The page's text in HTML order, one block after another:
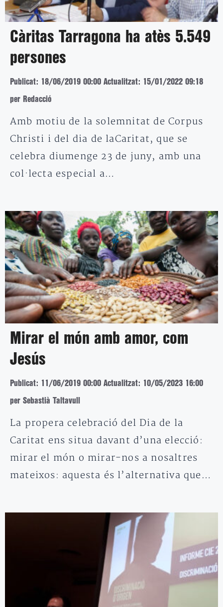
Càritas Tarragona ha atès 5.549
persones
Publicat: 18/06/2019 00:00 Actualitzat: 15/01/2022 09:18
per Redacció
Amb motiu de la solemnitat de Corpus
Christi i del dia de laCaritat, que se
celebra diumenge 23 de juny, amb una
col·lecta especial a…
Mirar el món amb amor, com
Jesús
Publicat: 11/06/2019 00:00 Actualitzat: 10/05/2023 16:00
per Sebastià Taltavull
La propera celebració del Dia de la
Caritat ens situa davant d’una elecció:
mirar el món o mirar-nos a nosaltres
mateixos: aquesta és l’alternativa que…